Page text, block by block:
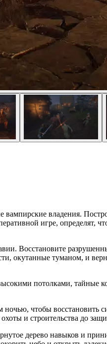
владения.
игре, определят,
Восстановите
окутанные туманом, и
потолками,
чтобы восстановить
и строительства до
дерево навыков и